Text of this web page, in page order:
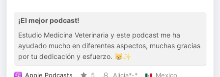
¡El mejor podcast!
Estudio Medicina Veterinaria y este podcast me ha
ayudado mucho en diferentes aspectos, muchas gracias
por tu dedicación y esfuerzo. 😸✨
Apple Podcasts 5 Alicia*-*
Mexico